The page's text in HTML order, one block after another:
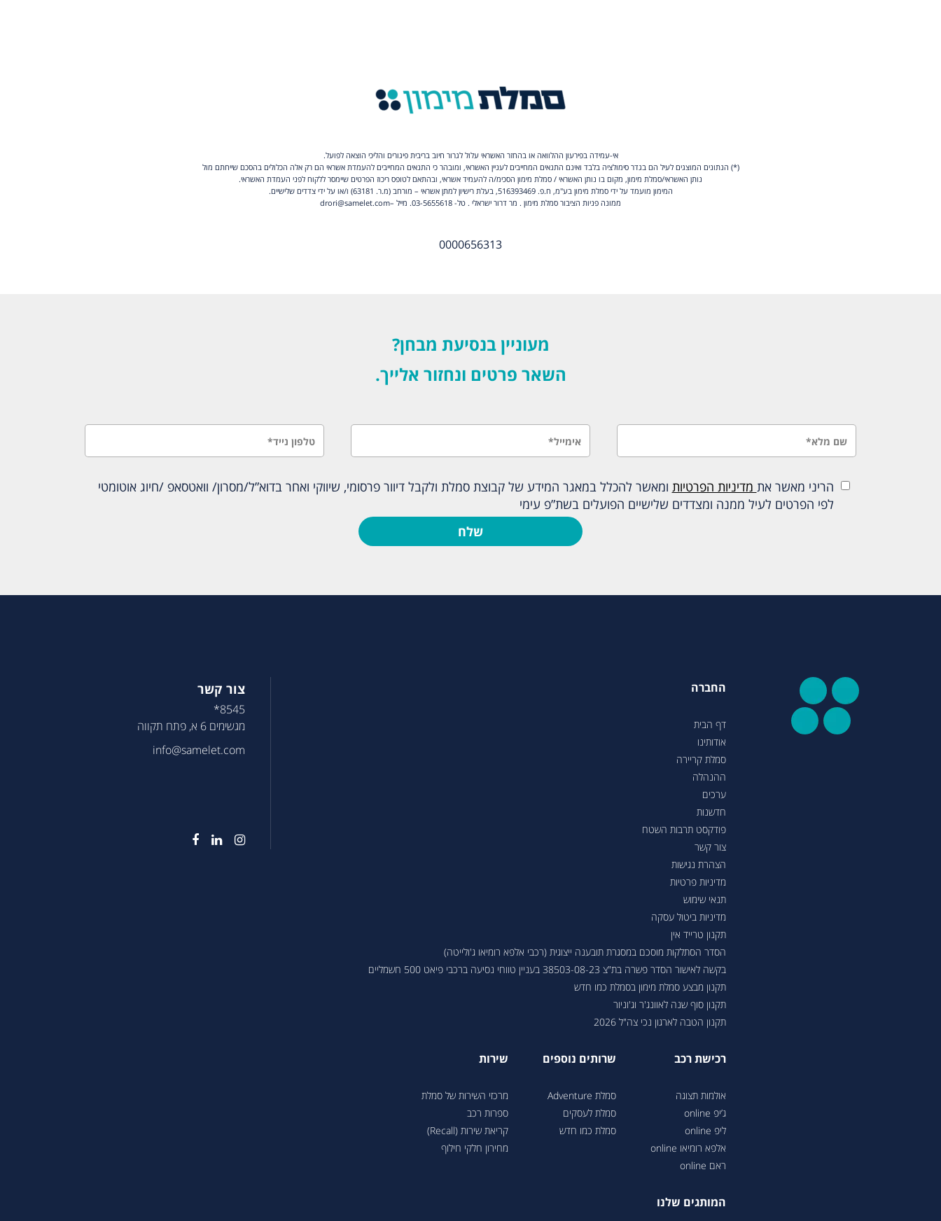
אי-עמידה בפירעון ההלוואה או בהחזר האשראי עלול לגרור חיוב בריבית פיגורים והליכי הוצאה לפועל.
(*) הנתונים המוצגים לעיל הם בגדר סימולציה בלבד ואינם התנאים המחייבים לעניין האשראי, ומובהר כי התנאים המחייבים להעמדת אשראי הם רק אלה הכלולים בהסכם שייחתם מול
נותן האשראי/סמלת מימון, מקום בו נותן האשראי / סמלת מימון הסכימ/ה להעמיד אשראי, ובהתאם לטופס ריכוז הפרטים שיימסר ללקוח לפני העמדת האשראי.
המימון מועמד על ידי סמלת מימון בע"מ, ח.פ. 516393469, בעלת רישיון למתן אשראי – מורחב (מ.ר. 63181) ו/או על ידי צדדים שלישיים.
ממונה פניות הציבור סמלת מימון . מר דרור ישראלי . טל- 03-5655618. מייל –drori@samelet.com
0000656313
מעוניין בנסיעת מבחן?
השאר פרטים ונחזור אלייך.
הריני מאשר את מדיניות הפרטיות ומאשר להכלל במאגר המידע של קבוצת סמלת ולקבל דיוור פרסומי, שיווקי ואחר בדוא”ל/מסרון/ וואטסאפ /חיוג אוטומטי
לפי הפרטים לעיל ממנה ומצדדים שלישיים הפועלים בשת”פ עימי
שלח
החברה
דף הבית
אודותינו
סמלת קריירה
ההנהלה
ערכים
חדשנות
פודקסט תרבות השטח
צור קשר
הצהרת נגישות
מדיניות פרטיות
תנאי שימוש
מדיניות ביטול עסקה
תקנון טרייד אין
הסדר הסתלקות מוסכם במסגרת תובענה ייצוגית (רכבי אלפא רומיאו ג'ולייטה)
בקשה לאישור הסדר פשרה בת"צ 38503-08-23 בעניין טווחי נסיעה ברכבי פיאט 500 חשמליים
תקנון מבצע סמלת מימון בסמלת כמו חדש
תקנון סוף שנה לאוונג'ר וג'וניור
תקנון הטבה לארגון נכי צה"ל 2026
רכישת רכב
אולמות תצוגה
ג’יפ online
ליפ online
אלפא רומיאו online
ראם online
שרותים נוספים
סמלת Adventure
סמלת לעסקים
סמלת כמו חדש
שירות
מרכזי השירות של סמלת
ספרות רכב
קריאת שירות (Recall)
מחירון חלקי חילוף
המותגים שלנו
צור קשר
8545*
מגשימים 6 א, פתח תקווה
info@samelet.com